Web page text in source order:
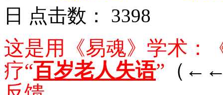
日 点击数： 3398
这是用《易魂》学术：
疗“百岁老人失语” （